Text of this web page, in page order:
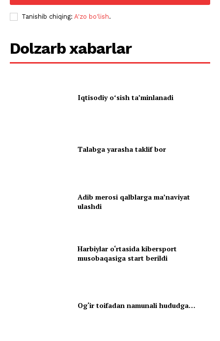
Tanishib chiqing: A'zo bo'lish.
Dolzarb xabarlar
Iqtisodiy oʻsish taʼminlanadi
Talabga yarasha taklif bor
Adib merosi qalblarga maʼnaviyat
ulashdi
Harbiylar o‘rtasida kibersport
musobaqasiga start berildi
Og‘ir toifadan namunali hududga…